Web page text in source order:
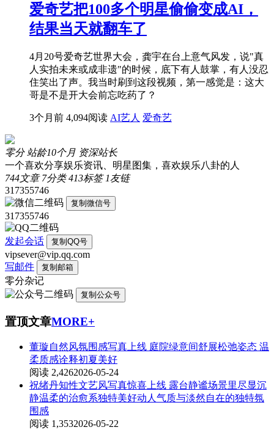
爱奇艺把100多个明星偷偷变成AI，
结果当天就翻车了
4月20号爱奇艺世界大会，龚宇在台上意气风发，说"真
人实拍未来或成非遗"的时候，底下有人鼓掌，有人没忍
住笑出了声。我当时刷到这段视频，第一感觉是：这大
哥是不是开大会前忘吃药了？
3个月前 4,094阅读 AI艺人 爱奇艺
零分 站龄10个月 资深站长
一个喜欢分享娱乐资讯、明星图集，喜欢娱乐八卦的人
744文章 7分类 413标签 1友链
317355746
复制微信号
317355746
发起会话 复制QQ号
vipsever@vip.qq.com
写邮件
复制邮箱
零分杂记
复制公众号
置顶文章MORE+
董璇自然风氛围感写真上线 庭院绿意间舒展松弛姿态 温
柔质感诠释初夏美好
阅读 2,4262026-05-24
祝绪丹知性文艺风写真惊喜上线 露台静谧场景里尽显沉
静温柔的治愈系独特美好动人气质与淡然自在的独特氛
围感
阅读 1,3532026-05-22